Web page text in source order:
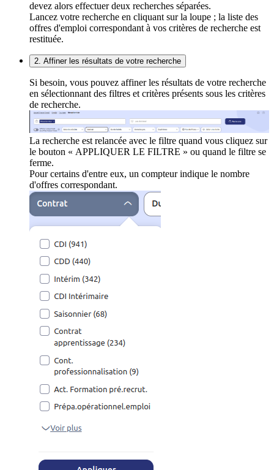
devez alors effectuer deux recherches séparées.
Lancez votre recherche en cliquant sur la loupe ; la liste des
offres d'emploi correspondant à vos critères de recherche est
restituée.
2. Affiner les résultats de votre recherche
Si besoin, vous pouvez affiner les résultats de votre recherche
en sélectionnant des filtres et critères présents sous les critères
de recherche.
La recherche est relancée avec le filtre quand vous cliquez sur
le bouton « APPLIQUER LE FILTRE » ou quand le filtre se
ferme.
Pour certains d'entre eux, un compteur indique le nombre
d'offres correspondant.